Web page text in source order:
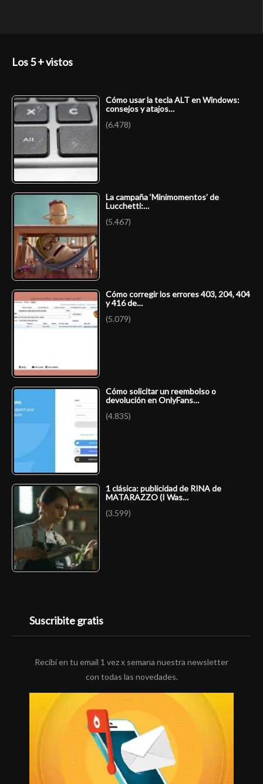
Los 5 + vistos
Cómo usar la tecla ALT en Windows:
consejos y atajos…
(6.478)
La campaña ‘Minimomentos’ de
Lucchetti:…
(5.467)
Cómo corregir los errores 403, 204, 404
y 416 de…
(5.079)
Cómo solicitar un reembolso o
devolución en OnlyFans…
(4.835)
1 clásica: publicidad de RINA de
MATARAZZO (I Was…
(3.599)
Suscribite gratis
Recibí en tu email 1 vez x semana nuestra newsletter
con todas las novedades.